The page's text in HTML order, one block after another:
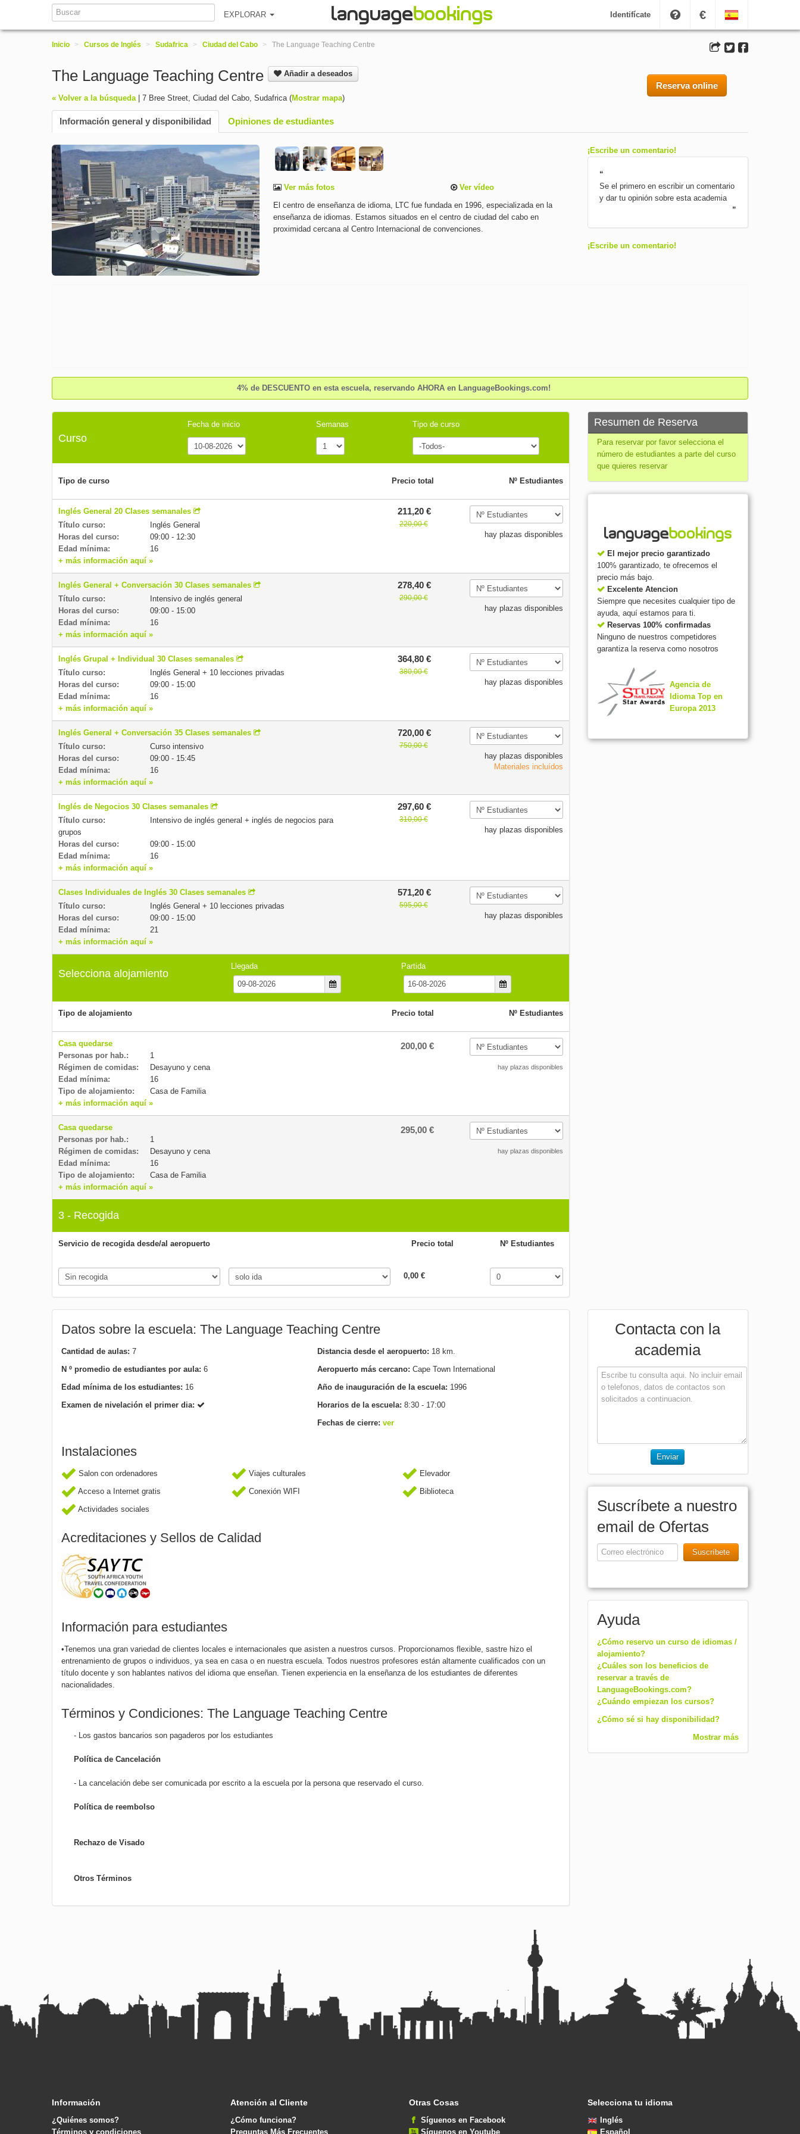
EXPLORAR Identifícate €
Inicio > Cursos de Inglés > Sudafrica > Ciudad del Cabo > The Language Teaching Centre
The Language Teaching Centre Añadir a deseados
« Volver a la búsqueda 7 Bree Street, Ciudad del Cabo, Sudafrica (Mostrar mapa)
Reserva online
Información general y disponibilidad Opiniones de estudiantes
Ver más fotos
Ver vídeo
El centro de enseñanza de idioma, LTC fue fundada en 1996, especializada en la
enseñanza de idiomas. Estamos situados en el centro de ciudad del cabo en
proximidad cercana al Centro Internacional de convenciones.
¡Escribe un comentario!
“
Se el primero en escribir un comentario
y dar tu opinión sobre esta academia
”
¡Escribe un comentario!
4% de DESCUENTO en esta escuela, reservando AHORA en LanguageBookings.com!
Curso
Fecha de inicio Semanas Tipo de curso
Tipo de curso Precio total Nº Estudiantes
Inglés General 20 Clases semanales
Título curso:
Inglés General
Horas del curso:
09:00 - 12:30
Edad mínima:
16
211,20 €
220,00 €
hay plazas disponibles
+ más información aquí »
Inglés General + Conversación 30 Clases semanales
Título curso:
Intensivo de inglés general
Horas del curso:
09:00 - 15:00
Edad mínima:
16
278,40 €
290,00 €
hay plazas disponibles
+ más información aquí »
Inglés Grupal + Individual 30 Clases semanales
Título curso:
Inglés General + 10 lecciones privadas
Horas del curso:
09:00 - 15:00
Edad mínima:
16
364,80 €
380,00 €
hay plazas disponibles
+ más información aquí »
Inglés General + Conversación 35 Clases semanales
Título curso:
Curso intensivo
Horas del curso:
09:00 - 15:45
Edad mínima:
16
720,00 €
750,00 €
hay plazas disponibles
Materiales incluídos
+ más información aquí »
Inglés de Negocios 30 Clases semanales
Título curso:
Intensivo de inglés general + inglés de negocios para
grupos
Horas del curso:
09:00 - 15:00
Edad mínima:
16
297,60 €
310,00 €
hay plazas disponibles
+ más información aquí »
Clases Individuales de Inglés 30 Clases semanales
Título curso:
Inglés General + 10 lecciones privadas
Horas del curso:
09:00 - 15:00
Edad mínima:
21
571,20 €
595,00 €
hay plazas disponibles
+ más información aquí »
Selecciona alojamiento
Llegada Partida
Tipo de alojamiento Precio total Nº Estudiantes
Casa quedarse
Personas por hab.:
1
Régimen de comidas:
Desayuno y cena
Edad mínima:
16
Tipo de alojamiento:
Casa de Familia
200,00 €
hay plazas disponibles
+ más información aquí »
Casa quedarse
Personas por hab.:
1
Régimen de comidas:
Desayuno y cena
Edad mínima:
16
Tipo de alojamiento:
Casa de Familia
295,00 €
hay plazas disponibles
+ más información aquí »
3 - Recogida
Servicio de recogida desde/al aeropuerto Precio total Nº Estudiantes
0,00 €
Resumen de Reserva
Para reservar por favor selecciona el
número de estudiantes a parte del curso
que quieres reservar
El mejor precio garantizado
100% garantizado, te ofrecemos el
precio más bajo.
Excelente Atencion
Siempre que necesites cualquier tipo de
ayuda, aquí estamos para ti.
Reservas 100% confirmadas
Ninguno de nuestros competidores
garantiza la reserva como nosotros
Agencia de
Idioma Top en
Europa 2013
Datos sobre la escuela: The Language Teaching Centre
Cantidad de aulas: 7
N º promedio de estudiantes por aula: 6
Edad mínima de los estudiantes: 16
Examen de nivelación el primer dia:
Distancia desde el aeropuerto: 18 km.
Aeropuerto más cercano: Cape Town International
Año de inauguración de la escuela: 1996
Horarios de la escuela: 8:30 - 17:00
Fechas de cierre: ver
Instalaciones
Salon con ordenadores Viajes culturales
Elevador
Acceso a Internet gratis
Conexión WIFI
Biblioteca
Actividades sociales
Acreditaciones y Sellos de Calidad
Información para estudiantes
•Tenemos una gran variedad de clientes locales e internacionales que asisten a nuestros cursos. Proporcionamos flexible, sastre hizo el
entrenamiento de grupos o individuos, ya sea en casa o en nuestra escuela. Todos nuestros profesores están altamente cualificados con un
título docente y son hablantes nativos del idioma que enseñan. Tienen experiencia en la enseñanza de los estudiantes de diferentes
nacionalidades.
Términos y Condiciones: The Language Teaching Centre
- Los gastos bancarios son pagaderos por los estudiantes
Política de Cancelación
- La cancelación debe ser comunicada por escrito a la escuela por la persona que reservado el curso.
Política de reembolso
Rechazo de Visado
Otros Términos
Contacta con la
academia
Enviar
Suscríbete a nuestro
email de Ofertas
Suscríbete
Ayuda
¿Cómo reservo un curso de idiomas /
alojamiento?
¿Cuáles son los beneficios de
reservar a través de
LanguageBookings.com?
¿Cuándo empiezan los cursos?
¿Cómo sé si hay disponibilidad?
Mostrar más
Información
¿Quiénes somos?
Términos y condiciones
Atención al Cliente
¿Cómo funciona?
Preguntas Más Frecuentes
Otras Cosas
Síguenos en Facebook
Síguenos en Youtube
Selecciona tu idioma
Inglés
Español